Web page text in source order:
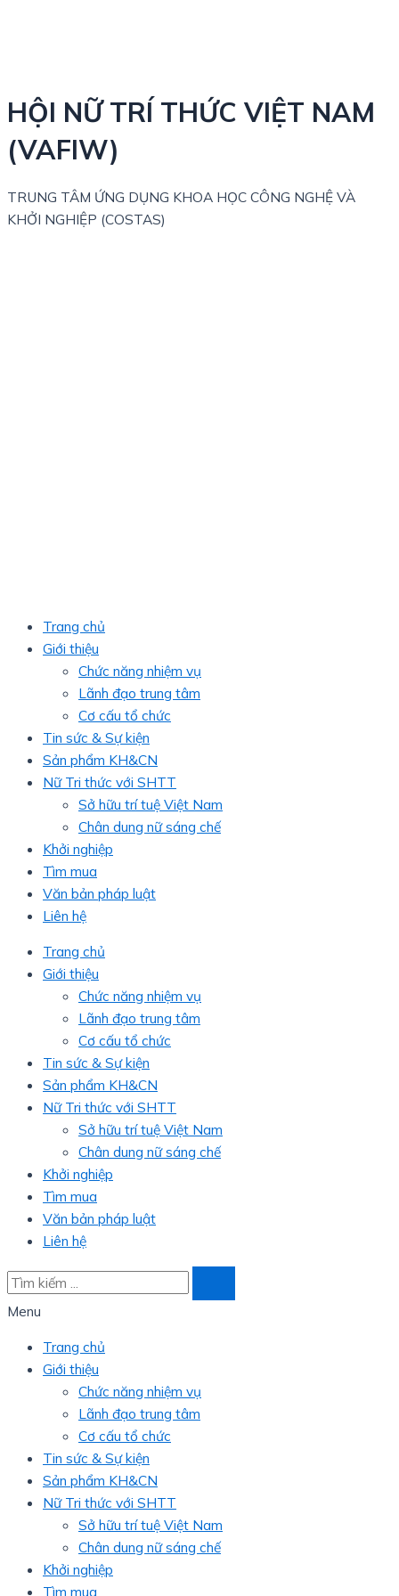
HỘI NỮ TRÍ THỨC VIỆT NAM
(VAFIW)
TRUNG TÂM ỨNG DỤNG KHOA HỌC CÔNG NGHỆ VÀ
KHỞI NGHIỆP (COSTAS)
Trang chủ
Giới thiệu
Chức năng nhiệm vụ
Lãnh đạo trung tâm
Cơ cấu tổ chức
Tin sức & Sự kiện
Sản phẩm KH&CN
Nữ Tri thức với SHTT
Sở hữu trí tuệ Việt Nam
Chân dung nữ sáng chế
Khởi nghiệp
Tìm mua
Văn bản pháp luật
Liên hệ
Trang chủ
Giới thiệu
Chức năng nhiệm vụ
Lãnh đạo trung tâm
Cơ cấu tổ chức
Tin sức & Sự kiện
Sản phẩm KH&CN
Nữ Tri thức với SHTT
Sở hữu trí tuệ Việt Nam
Chân dung nữ sáng chế
Khởi nghiệp
Tìm mua
Văn bản pháp luật
Liên hệ
Menu
Trang chủ
Giới thiệu
Chức năng nhiệm vụ
Lãnh đạo trung tâm
Cơ cấu tổ chức
Tin sức & Sự kiện
Sản phẩm KH&CN
Nữ Tri thức với SHTT
Sở hữu trí tuệ Việt Nam
Chân dung nữ sáng chế
Khởi nghiệp
Tìm mua